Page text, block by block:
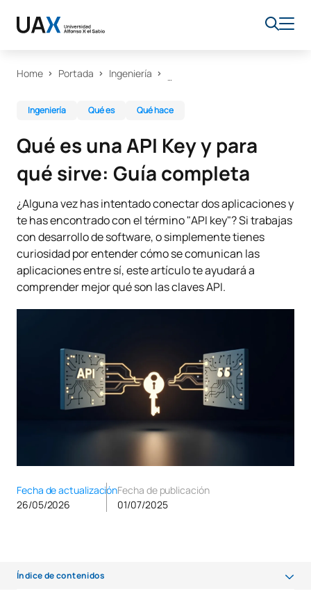
Home Portada Ingeniería
Ingeniería Qué es Qué hace
Qué es una API Key y para
qué sirve: Guía completa
¿Alguna vez has intentado conectar dos aplicaciones y
te has encontrado con el término "API key"? Si trabajas
con desarrollo de software, o simplemente tienes
curiosidad por entender cómo se comunican las
aplicaciones entre sí, este artículo te ayudará a
comprender mejor qué son las claves API.
Fecha de actualización
26/05/2026
Fecha de publicación
01/07/2025
Índice de contenidos